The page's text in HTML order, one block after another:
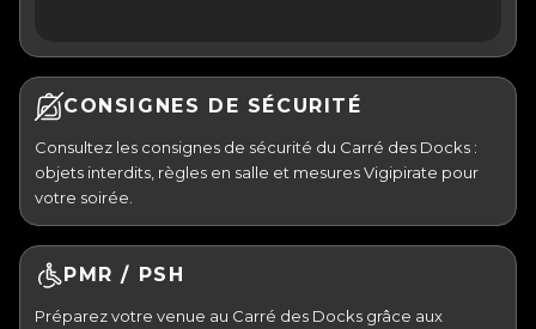
CONSIGNES DE SÉCURITÉ
Consultez les consignes de sécurité du Carré des Docks :
objets interdits, règles en salle et mesures Vigipirate pour
votre soirée.
PMR / PSH
Préparez votre venue au Carré des Docks grâce aux